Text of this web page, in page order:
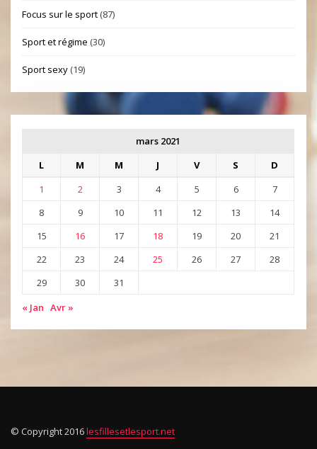
Focus sur le sport (87)
Sport et régime (30)
Sport sexy (19)
mars 2021
L
M M J V S
D
1
2 3 4 5 6
7
8
9 10 11 12 13
14
15
16 17 18 19 20
21
22
23 24 25 26 27
28
29
30
31
« Jan Avr »
© Copyright 2016lesfillesetlesport.net